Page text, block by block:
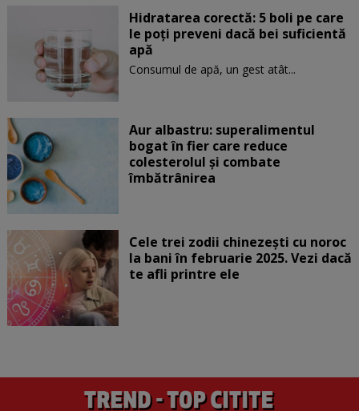
Hidratarea corectă: 5 boli pe care
le poți preveni dacă bei suficientă
apă
Consumul de apă, un gest atât...
Aur albastru: superalimentul
bogat în fier care reduce
colesterolul și combate
îmbătrânirea
Cele trei zodii chinezești cu noroc
la bani în februarie 2025. Vezi dacă
te afli printre ele